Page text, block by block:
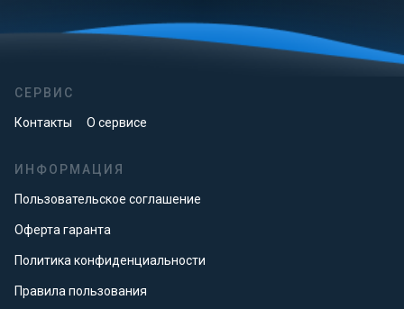
СЕРВИС
Контакты О сервисе
ИНФОРМАЦИЯ
Пользовательское соглашение
Оферта гаранта
Политика конфиденциальности
Правила пользования